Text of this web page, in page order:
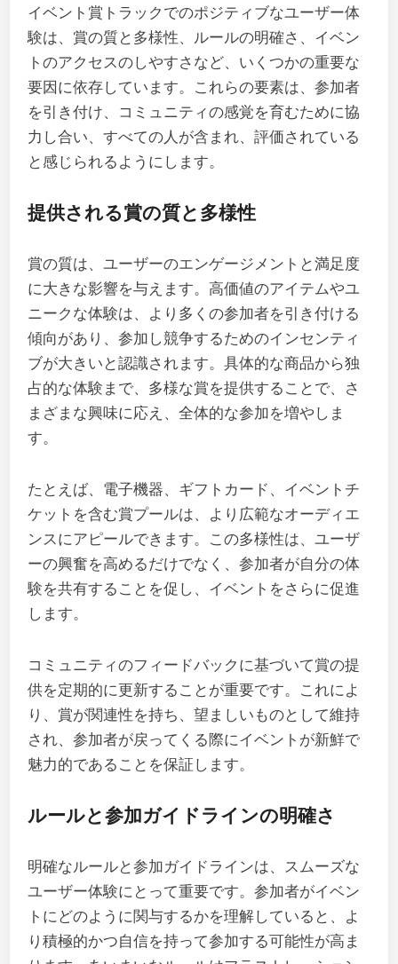
イベント賞トラックでのポジティブなユーザー体
験は、賞の質と多様性、ルールの明確さ、イベン
トのアクセスのしやすさなど、いくつかの重要な
要因に依存しています。これらの要素は、参加者
を引き付け、コミュニティの感覚を育むために協
力し合い、すべての人が含まれ、評価されている
と感じられるようにします。
提供される賞の質と多様性
賞の質は、ユーザーのエンゲージメントと満足度
に大きな影響を与えます。高価値のアイテムやユ
ニークな体験は、より多くの参加者を引き付ける
傾向があり、参加し競争するためのインセンティ
ブが大きいと認識されます。具体的な商品から独
占的な体験まで、多様な賞を提供することで、さ
まざまな興味に応え、全体的な参加を増やしま
す。
たとえば、電子機器、ギフトカード、イベントチ
ケットを含む賞プールは、より広範なオーディエ
ンスにアピールできます。この多様性は、ユーザ
ーの興奮を高めるだけでなく、参加者が自分の体
験を共有することを促し、イベントをさらに促進
します。
コミュニティのフィードバックに基づいて賞の提
供を定期的に更新することが重要です。これによ
り、賞が関連性を持ち、望ましいものとして維持
され、参加者が戻ってくる際にイベントが新鮮で
魅力的であることを保証します。
ルールと参加ガイドラインの明確さ
明確なルールと参加ガイドラインは、スムーズな
ユーザー体験にとって重要です。参加者がイベン
トにどのように関与するかを理解していると、よ
り積極的かつ自信を持って参加する可能性が高ま